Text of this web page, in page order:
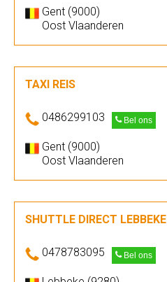
Gent (9000)
Oost Vlaanderen
TAXI REIS
0486299103 Bel ons
Gent (9000)
Oost Vlaanderen
SHUTTLE DIRECT LEBBEKE
0478783095 Bel ons